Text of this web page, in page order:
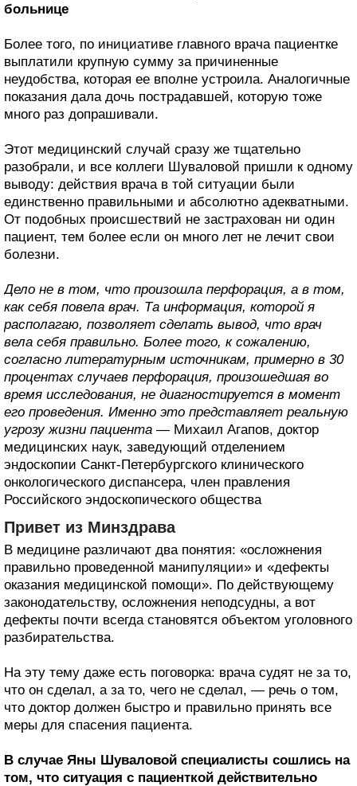
больнице
Более того, по инициативе главного врача пациентке
выплатили крупную сумму за причиненные
неудобства, которая ее вполне устроила. Аналогичные
показания дала дочь пострадавшей, которую тоже
много раз допрашивали.
Этот медицинский случай сразу же тщательно
разобрали, и все коллеги Шуваловой пришли к одному
выводу: действия врача в той ситуации были
единственно правильными и абсолютно адекватными.
От подобных происшествий не застрахован ни один
пациент, тем более если он много лет не лечит свои
болезни.
Дело не в том, что произошла перфорация, а в том,
как себя повела врач. Та информация, которой я
располагаю, позволяет сделать вывод, что врач
вела себя правильно. Более того, к сожалению,
согласно литературным источникам, примерно в 30
процентах случаев перфорация, произошедшая во
время исследования, не диагностируется в момент
его проведения. Именно это представляет реальную
угрозу жизни пациента — Михаил Агапов, доктор
медицинских наук, заведующий отделением
эндоскопии Санкт-Петербургского клинического
онкологического диспансера, член правления
Российского эндоскопического общества
Привет из Минздрава
В медицине различают два понятия: «осложнения
правильно проведенной манипуляции» и «дефекты
оказания медицинской помощи». По действующему
законодательству, осложнения неподсудны, а вот
дефекты почти всегда становятся объектом уголовного
разбирательства.
На эту тему даже есть поговорка: врача судят не за то,
что он сделал, а за то, чего не сделал, — речь о том,
что доктор должен быстро и правильно принять все
меры для спасения пациента.
В случае Яны Шуваловой специалисты сошлись на
том, что ситуация с пациенткой действительно